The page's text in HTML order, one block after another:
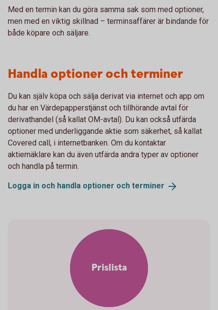
Med en termin kan du göra samma sak som med optioner,
men med en viktig skillnad – terminsaffärer är bindande för
både köpare och säljare.
Handla optioner och terminer
Du kan själv köpa och sälja derivat via internet och app om
du har en Värdepapperstjänst och tillhörande avtal för
derivathandel (så kallat OM-avtal). Du kan också utfärda
optioner med underliggande aktie som säkerhet, så kallat
Covered call, i internetbanken. Om du kontaktar
aktiemäklare kan du även utfärda andra typer av optioner
och handla på termin.
Logga in och handla optioner och terminer
Prislista